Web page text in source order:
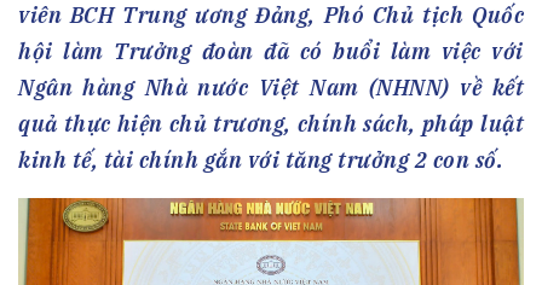
viên BCH Trung ương Đảng, Phó Chủ tịch Quốc
hội làm Trưởng đoàn đã có buổi làm việc với
Ngân hàng Nhà nước Việt Nam (NHNN) về kết
quả thực hiện chủ trương, chính sách, pháp luật
kinh tế, tài chính gắn với tăng trưởng 2 con số.